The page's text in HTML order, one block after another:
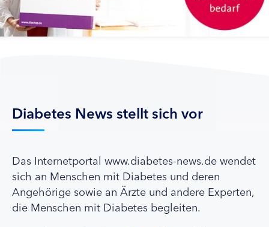
Diabetes News stellt sich vor
Das Internetportal www.diabetes-news.de wendet
sich an Menschen mit Diabetes und deren
Angehörige sowie an Ärzte und andere Experten,
die Menschen mit Diabetes begleiten.